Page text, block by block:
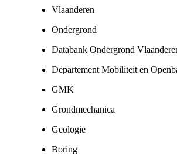
Vlaanderen
Ondergrond
Databank Ondergrond
Departement Mobiliteit en
GMK
Grondmechanica
Geologie
Boring